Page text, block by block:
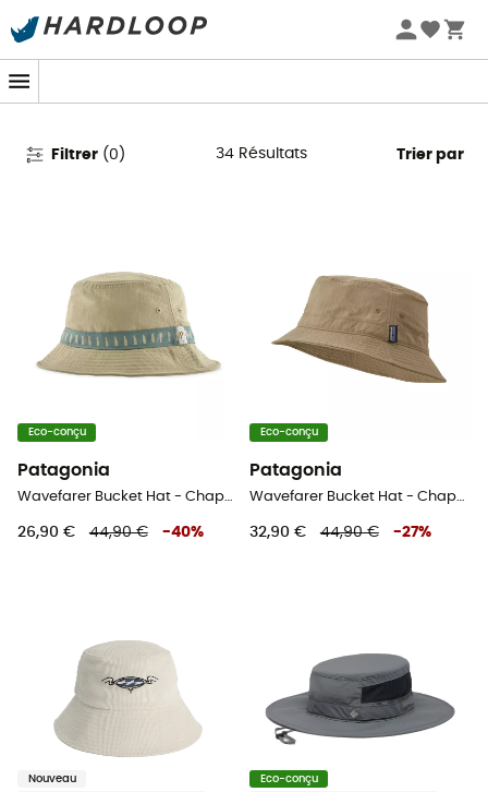
Promos d'été 🔥 -5 % EXTRA dès 2 produits* code Summer5
Chapeaux de randonnée femme
Filtrer (0 ) 34 Résultats Trier par
Eco-conçu
Patagonia
Wavefarer Bucket Hat - Chapeau
26,90 € 44,90 € -40%
Eco-conçu
Patagonia
Wavefarer Bucket Hat - Chapeau
32,90 € 44,90 € -27%
Nouveau Eco-conçu